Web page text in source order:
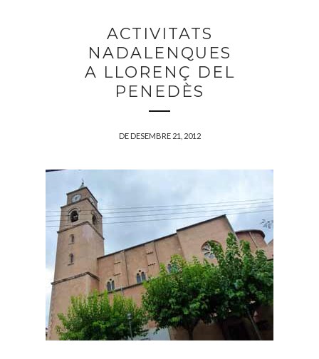
ACTIVITATS
NADALENQUES
A LLORENÇ DEL
PENEDÈS
DE DESEMBRE 21, 2012